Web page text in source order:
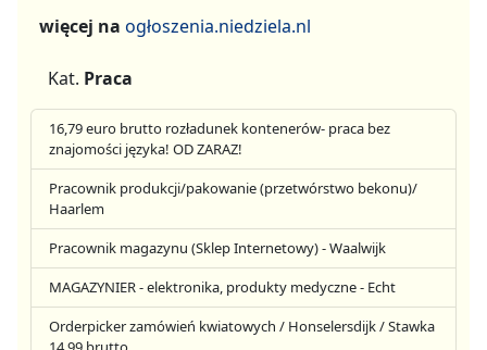
więcej na ogłoszenia.niedziela.nl
Kat. Praca
16,79 euro brutto rozładunek kontenerów- praca bez
znajomości języka! OD ZARAZ!
Pracownik produkcji/pakowanie (przetwórstwo bekonu)/
Haarlem
Pracownik magazynu (Sklep Internetowy) - Waalwijk
MAGAZYNIER - elektronika, produkty medyczne - Echt
Orderpicker zamówień kwiatowych / Honselersdijk / Stawka